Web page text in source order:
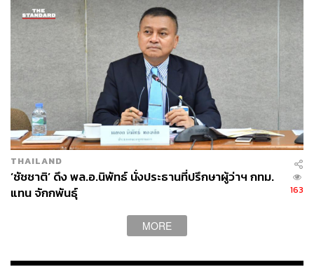
THAILAND
‘ชัชชาติ’ ดึง พล.อ.นิพัทธ์ นั่งประธานที่ปรึกษาผู้ว่าฯ กทม.
แทน จักกพันธุ์
163
MORE